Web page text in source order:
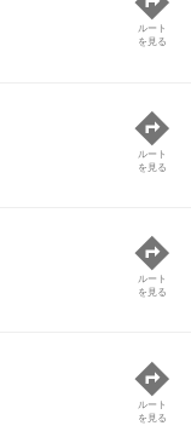
ルート
を見る
ルート
を見る
ルート
を見る
ルート
を見る